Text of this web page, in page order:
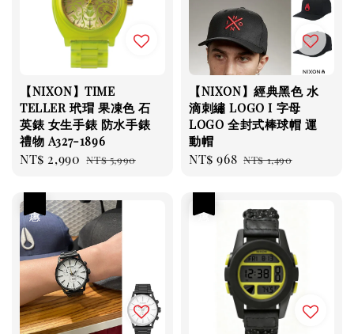
【NIXON】TIME
TELLER 玳瑁 果凍色 石
英錶 女生手錶 防水手錶
禮物 A327-1896
Sale
NT$ 2,990 Regular
NT$ 5,990
【NIXON】經典黑色 水
滴刺繡 LOGO I 字母
LOGO 全封式棒球帽 運
動帽
Sale
NT$ 968 Regular
NT$ 1,490